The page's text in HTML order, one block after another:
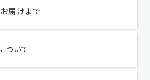
届けまで
ついて